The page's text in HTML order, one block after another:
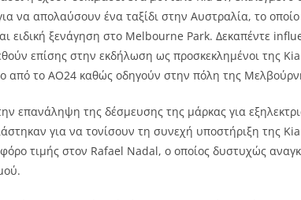
να απολαύσουν ένα ταξίδι στην Αυστραλία, το
ειδική ξενάγηση στο Melbourne Park. Δεκαπέντε
επίσης στην εκδήλωση ως προσκεκλημένοι της Kia
από το AO24 καθώς οδηγούν στην πόλη της
επανάληψη της δέσμευσης της μάρκας για
για να τονίσουν τη συνεχή υποστήριξη της Kia
τιμής στον Rafael Nadal, ο οποίος δυστυχώς